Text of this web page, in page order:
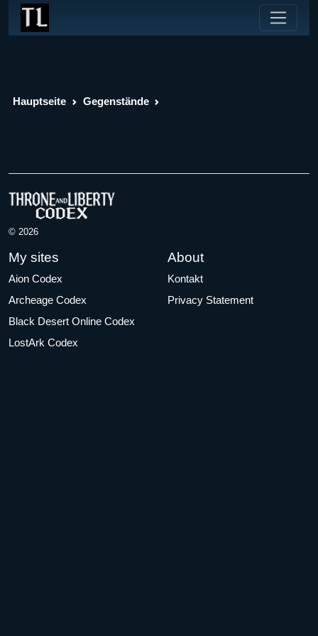
Hauptseite Gegenstände
© 2026
My sites
Aion Codex
Archeage Codex
Black Desert Online Codex
LostArk Codex
About
Kontakt
Privacy Statement